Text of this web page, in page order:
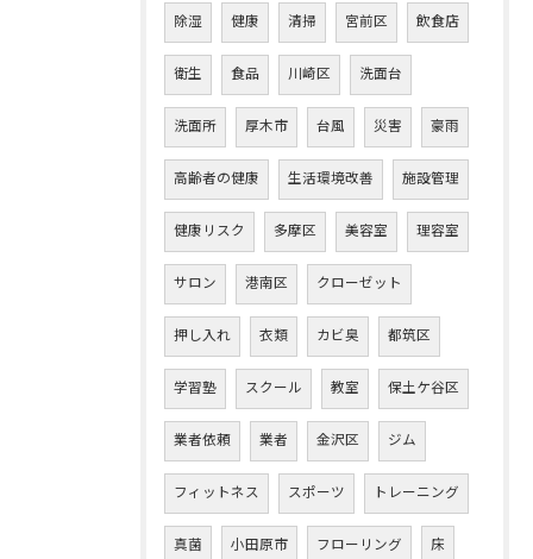
除湿 健康 清掃 宮前区 飲食店
衛生 食品 川崎区 洗面台
洗面所 厚木市 台風 災害 豪雨
高齢者の健康 生活環境改善 施設管理
健康リスク 多摩区 美容室 理容室
サロン 港南区 クローゼット
押し入れ 衣類 カビ臭 都筑区
学習塾 スクール 教室 保土ケ谷区
業者依頼 業者 金沢区 ジム
フィットネス スポーツ トレーニング
真菌 小田原市 フローリング 床